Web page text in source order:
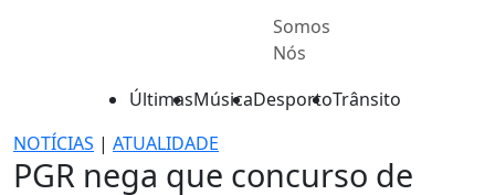
Somos
Nós
ÚltimasMúsicaDesportoTrânsito
NOTÍCIAS | ATUALIDADE
PGR nega que concurso de